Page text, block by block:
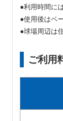
●利用時間に
●使用後はベ
●球場周辺は
ご利用